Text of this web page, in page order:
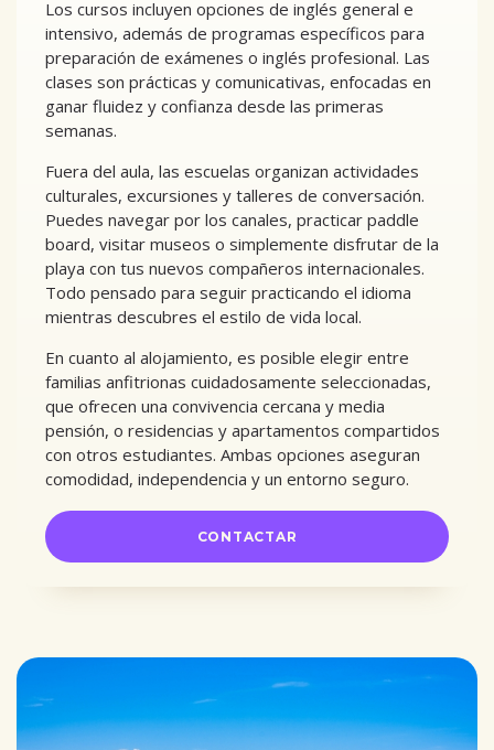
Los cursos incluyen opciones de inglés general e
intensivo, además de programas específicos para
preparación de exámenes o inglés profesional. Las
clases son prácticas y comunicativas, enfocadas en
ganar fluidez y confianza desde las primeras
semanas.
Fuera del aula, las escuelas organizan actividades
culturales, excursiones y talleres de conversación.
Puedes navegar por los canales, practicar paddle
board, visitar museos o simplemente disfrutar de la
playa con tus nuevos compañeros internacionales.
Todo pensado para seguir practicando el idioma
mientras descubres el estilo de vida local.
En cuanto al alojamiento, es posible elegir entre
familias anfitrionas cuidadosamente seleccionadas,
que ofrecen una convivencia cercana y media
pensión, o residencias y apartamentos compartidos
con otros estudiantes. Ambas opciones aseguran
comodidad, independencia y un entorno seguro.
CONTACTAR